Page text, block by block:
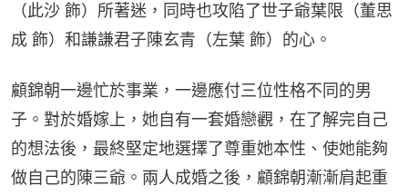
（此沙 飾）所著迷，同時也攻陷了世子爺葉限（董思
成 飾）和謙謙君子陳玄青（左葉 飾）的心。
顧錦朝一邊忙於事業，一邊應付三位性格不同的男
子。對於婚嫁上，她自有一套婚戀觀，在了解完自己
的想法後，最終堅定地選擇了尊重她本性、使她能夠
做自己的陳三爺。兩人成婚之後，顧錦朝漸漸肩起重